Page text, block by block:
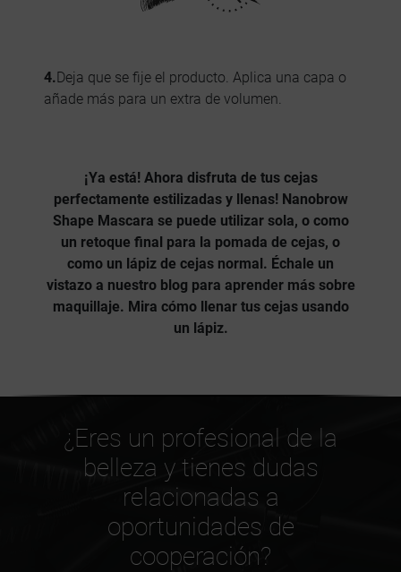
4.Deja que se fije el producto. Aplica una capa o
añade más para un extra de volumen.
¡Ya está! Ahora disfruta de tus cejas
perfectamente estilizadas y llenas! Nanobrow
Shape Mascara se puede utilizar sola, o como
un retoque final para la pomada de cejas, o
como un lápiz de cejas normal. Échale un
vistazo a nuestro blog para aprender más sobre
maquillaje. Mira cómo llenar tus cejas usando
un lápiz.
¿Eres un profesional de la
belleza y tienes dudas
relacionadas a
oportunidades de
cooperación?